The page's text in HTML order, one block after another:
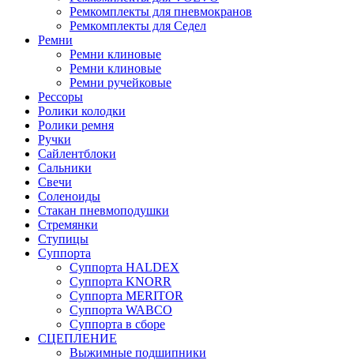
Ремкомплекты для пневмокранов
Ремкомплекты для Седел
Ремни
Ремни клиновые
Ремни клиновые
Ремни ручейковые
Рессоры
Ролики колодки
Ролики ремня
Ручки
Сайлентблоки
Сальники
Свечи
Соленоиды
Стакан пневмоподушки
Стремянки
Ступицы
Суппорта
Суппорта HALDEX
Суппорта KNORR
Суппорта MERITOR
Суппорта WABCO
Суппорта в сборе
СЦЕПЛЕНИЕ
Выжимные подшипники